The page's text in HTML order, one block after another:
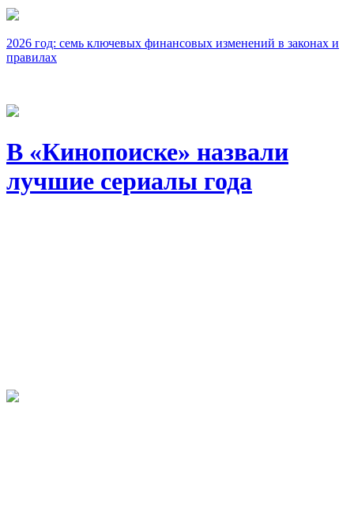
2026 год: семь ключевых финансовых изменений в законах и
правилах
В «Кинопоиске» назвали
лучшие сериалы года